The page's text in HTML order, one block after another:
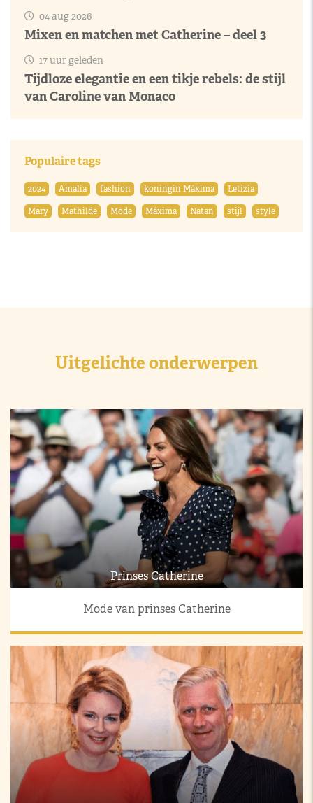
04 aug 2026
Mixen en matchen met Catherine – deel 3
17 uur geleden
Tijdloze elegantie en een tikje rebels: de stijl
van Caroline van Monaco
Populaire tags
2024 Amalia fashion koningin Máxima
Letizia
Mary
Mathilde Mode Máxima Natan stijl style
Uitgelichte onderwerpen
Prinses Catherine
Mode van prinses Catherine